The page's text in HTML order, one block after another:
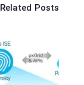
Related Posts